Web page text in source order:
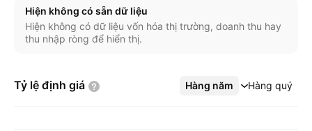
Hiện không có sẵn dữ liệu
Hiện không có dữ liệu vốn hóa thị trường, doanh thu hay
thu nhập ròng để hiển thị.
Tỷ lệ định giá Hàng năm Hàng quý
Xem thêm